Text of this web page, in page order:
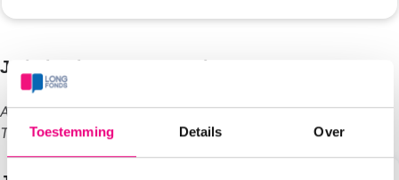
Toestemming Details Over
Je belastingpercentage is
Als je AOW ontvangt kan het percentage afwijken.
Tarieven 2026 (wijzigingen voorbehouden).